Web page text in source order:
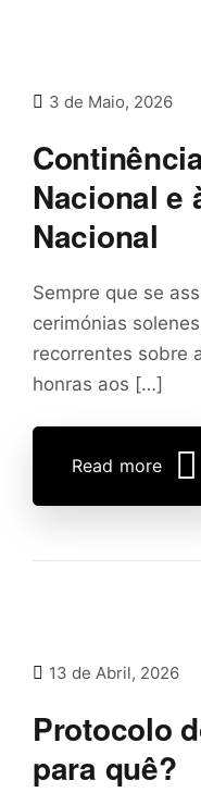
3 de Maio, 2026
Nacional e
Nacional
Sempre que se
cerimónias
recorrentes sobre
honras aos […]
Read more
13 de Abril, 2026
Protocolo
para quê?